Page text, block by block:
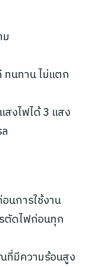
นทาน ไม่แตก
สงไฟได้ 3 แสง
นการใช้งาน
ตัดไฟก่อนทุก
ที่มีความร้อนสูง